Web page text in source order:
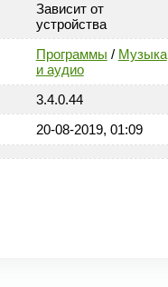
Зависит от
устройства
Программы / Музыка
и аудио
3.4.0.44
20-08-2019, 01:09